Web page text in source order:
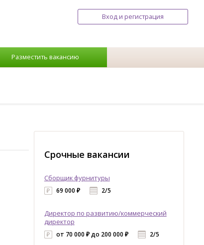
Вход и регистрация
Разместить вакансию
Срочные вакансии
Сборщик фурнитуры
69 000 ₽ 2/5
Директор по развитию/коммерческий
директор
от 70 000 ₽ до 200 000 ₽ 2/5